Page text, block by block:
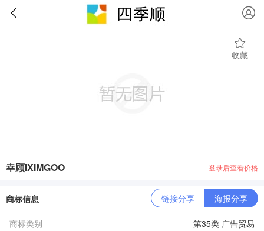
收藏
幸顾IXIMGOO 登录后查看价格
商标信息 链接分享 海报分享
商标类别
第35类 广告贸易